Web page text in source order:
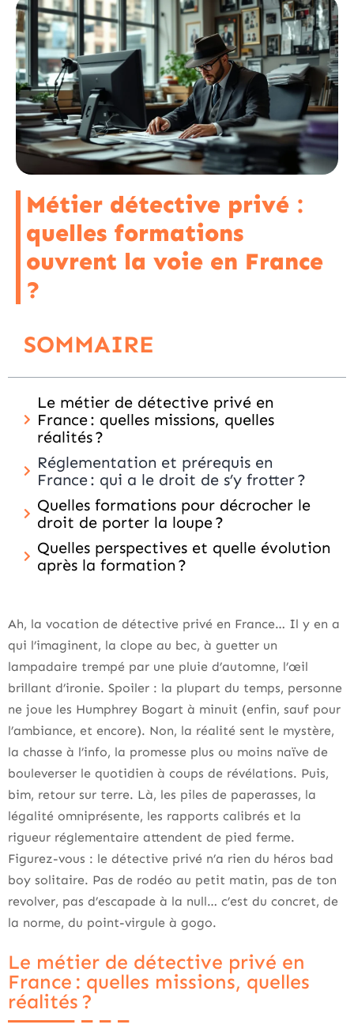
Métier détective privé :
quelles formations
ouvrent la voie en France
?
SOMMAIRE
Le métier de détective privé en
France : quelles missions, quelles
réalités ?
Réglementation et prérequis en
France : qui a le droit de s’y frotter ?
Quelles formations pour décrocher le
droit de porter la loupe ?
Quelles perspectives et quelle évolution
après la formation ?
Ah, la vocation de détective privé en France… Il y en a
qui l’imaginent, la clope au bec, à guetter un
lampadaire trempé par une pluie d’automne, l’œil
brillant d’ironie. Spoiler : la plupart du temps, personne
ne joue les Humphrey Bogart à minuit (enfin, sauf pour
l’ambiance, et encore). Non, la réalité sent le mystère,
la chasse à l’info, la promesse plus ou moins naïve de
bouleverser le quotidien à coups de révélations. Puis,
bim, retour sur terre. Là, les piles de paperasses, la
légalité omniprésente, les rapports calibrés et la
rigueur réglementaire attendent de pied ferme.
Figurez-vous : le détective privé n’a rien du héros bad
boy solitaire. Pas de rodéo au petit matin, pas de ton
revolver, pas d’escapade à la null… c’est du concret, de
la norme, du point-virgule à gogo.
Le métier de détective privé en
France : quelles missions, quelles
réalités ?